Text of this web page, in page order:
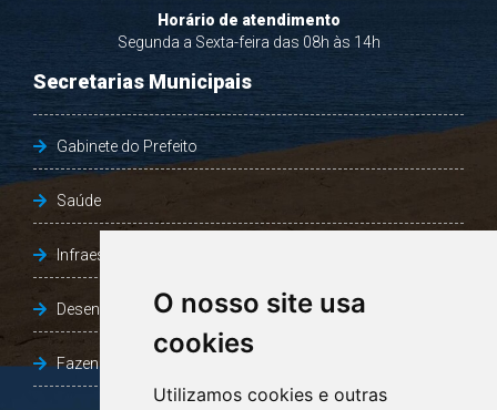
O nosso site usa
cookies
Utilizamos cookies e outras
Horário de atendimento
Segunda a Sexta-feira das 08h às 14h
Secretarias Municipais
Gabinete do Prefeito
Saúde
Infraestrutura, Agricultura e Meio Ambiente
Desenvolvimento Social
Fazenda e Desenvolvimento Econômico